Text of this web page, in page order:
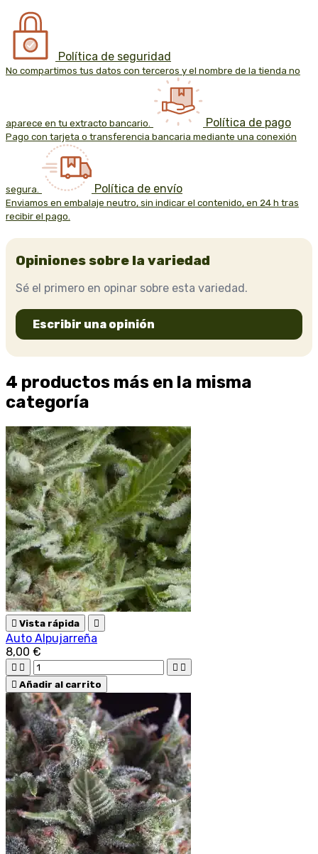
Política de seguridad
No compartimos tus datos con terceros y el nombre de la tienda no
aparece en tu extracto bancario. Política de pago
Pago con tarjeta o transferencia bancaria mediante una conexión
segura. Política de envío
Enviamos en embalaje neutro, sin indicar el contenido, en 24 h tras
recibir el pago.
Opiniones sobre la variedad
Sé el primero en opinar sobre esta variedad.
Escribir una opinión
4 productos más en la misma
categoría
 Vista rápida 
Auto Alpujarreña
8,00 €
   
 Añadir al carrito